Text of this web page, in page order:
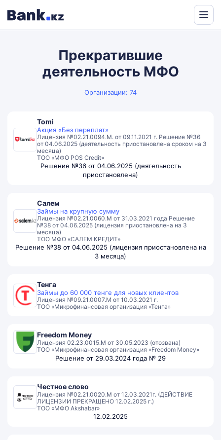
Прекратившие
деятельность МФО
Организации: 74
Tomi
Акция «Без переплат»
Лицензия №02.21.0094.М. от 09.11.2021 г. Решение №36
от 04.06.2025 (деятельность приостановлена сроком на 3
месяца)
ТОО «МФО POS Credit»
Решение №36 от 04.06.2025 (деятельность
приостановлена)
Салем
Займы на крупную сумму
Лицензия №02.21.0060.М от 31.03.2021 года Решение
№38 от 04.06.2025 (лицензия приостановлена на 3
месяца)
ТОО МФО «САЛЕМ КРЕДИТ»
Решение №38 от 04.06.2025 (лицензия приостановлена на
3 месяца)
Тенга
Займы до 60 000 тенге для новых клиентов
Лицензия №09.21.0007.M от 10.03.2021 г.
ТОО «Микрофинансовая организация «Тенга»
Freedom Money
Лицензия 02.23.0015.M от 30.05.2023 (отозвана)
ТОО «Микрофинансовая организация «Freedom Money»
Решение от 29.03.2024 года № 29
Честное слово
Лицензия №02.21.0020.М от 12.03.2021г. (ДЕЙСТВИЕ
ЛИЦЕНЗИИ ПРЕКРАЩЕНО 12.02.2025 г.)
ТОО «МФО Akshabar»
12.02.2025